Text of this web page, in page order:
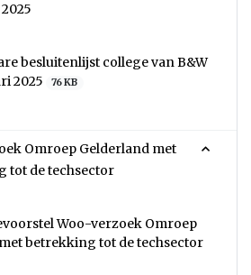
besluitenlijst college van B&W
2025
76 KB
Omroep Gelderland met
tot de techsector
Woo-verzoek Omroep
betrekking tot de techsector